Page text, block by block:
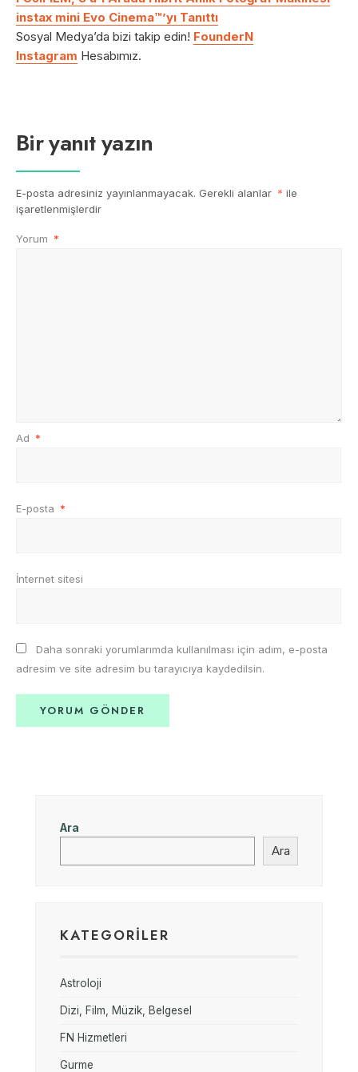
instax mini Evo Cinema™’yı Tanıttı
Sosyal Medya’da bizi takip edin! FounderN
Instagram Hesabımız.
Bir yanıt yazın
E-posta adresiniz yayınlanmayacak. Gerekli alanlar * ile
işaretlenmişlerdir
Yorum *
Ad *
E-posta *
İnternet sitesi
Daha sonraki yorumlarımda kullanılması için adım, e-posta
adresim ve site adresim bu tarayıcıya kaydedilsin.
Ara
Ara
KATEGORILER
Astroloji
Dizi, Film, Müzik, Belgesel
FN Hizmetleri
Gurme